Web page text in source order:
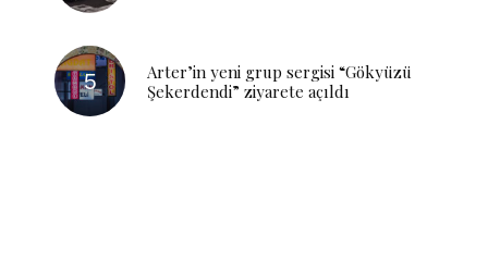
Arter’in yeni grup sergisi “Gökyüzü
Şekerdendi” ziyarete açıldı